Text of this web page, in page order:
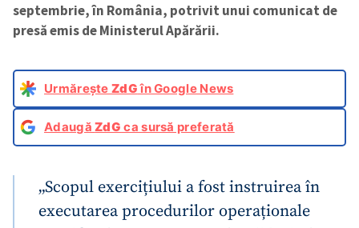
septembrie, în România, potrivit unui comunicat de
presă emis de Ministerul Apărării.
Urmărește ZdGîn Google News
AdaugăZdG ca sursă preferată
„Scopul exercițiului a fost instruirea în
executarea procedurilor operaționale